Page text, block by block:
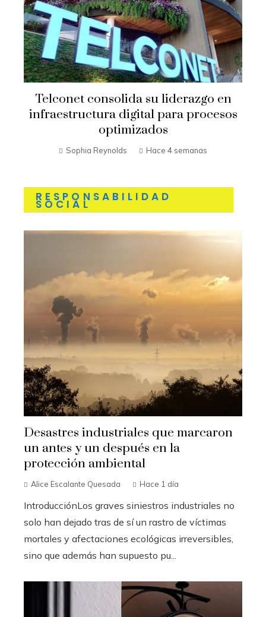
Telconet consolida su liderazgo en
infraestructura digital para procesos
optimizados
Sophia Reynolds Hace 4 semanas
RESPONSABILIDAD
SOCIAL
Desastres industriales que marcaron
un antes y un después en la
protección ambiental
Alice Escalante Quesada Hace 1 día
IntroducciónLos graves siniestros industriales no
solo han dejado tras de sí un rastro de víctimas
mortales y afectaciones ecológicas irreversibles,
sino que además han supuesto pu...